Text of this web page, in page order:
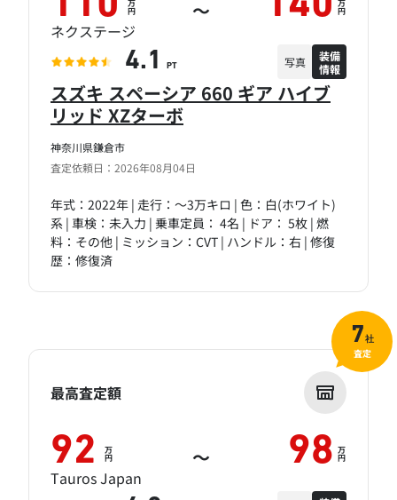
神奈川県鎌倉市
査定依頼日：2026年08月04日
スズキ スペーシア 660 ギア ハイブ
リッド XZターボ
年式：2022年 | 走行：～3万キロ | 色：白(ホワイト)
系 | 車検：未入力 | 乗車定員： 4名 | ドア： 5枚 | 燃
料：その他 | ミッション：CVT | ハンドル：右 | 修復
歴：修復済
万
円 ～ 万
円
ネクステージ
4.1 PT 写真
装備
情報
最高査定額
92 万
円 ～ 98 万
円
Tauros Japan
7社
査定